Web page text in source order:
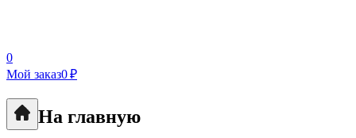
0
Мой заказ0 ₽
На главную